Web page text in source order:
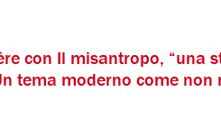
con Il misantropo, “una
tema moderno come non